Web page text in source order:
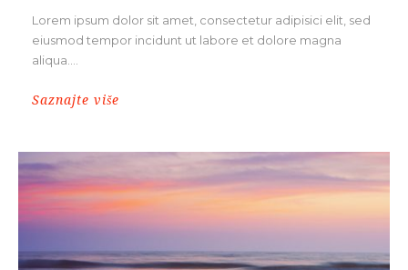
Lorem ipsum dolor sit amet, consectetur adipisici elit, sed
eiusmod tempor incidunt ut labore et dolore magna
aliqua....
Saznajte više